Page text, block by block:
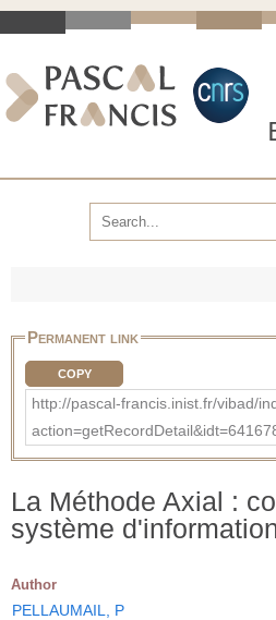
Permanent link
COPY
http://pascal-francis.inist.fr/vibad/
La Méthode Axial :
système
Author
PELLAUMAIL, P